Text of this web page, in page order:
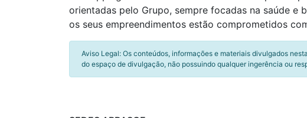
orientadas pelo Grupo, sempre focadas na saúde
os seus empreendimentos estão comprometidos
Aviso Legal: Os conteúdos, informações e materiais divulgados
do espaço de divulgação, não possuindo qualquer ingerência ou